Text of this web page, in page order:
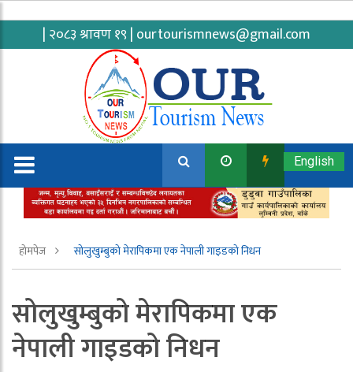
| २०८३ श्रावण १९ | ourtourismnews@gmail.com
English
होमपेज सोलुखुम्बुको मेरापिकमा एक नेपाली गाइडको निधन
सोलुखुम्बुको मेरापिकमा एक
नेपाली गाइडको निधन